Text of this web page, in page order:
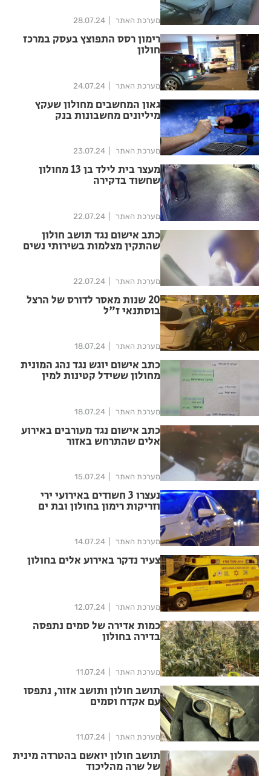
מערכת האתר 28.07.24
רימון רסס התפוצץ בעסק במרכז
חולון
מערכת האתר 24.07.24
גאון המחשבים מחולון שעקץ
מיליונים מחשבונות בנק
מערכת האתר 23.07.24
מעצר בית לילד בן 13 מחולון
שחשוד בדקירה
מערכת האתר 22.07.24
כתב אישום נגד תושב חולון
שהתקין מצלמות בשירותי נשים
מערכת האתר 22.07.24
20 שנות מאסר לדורס של הרצל
בוסתנאי ז"ל
מערכת האתר 18.07.24
כתב אישום יוגש נגד נהג המונית
מחולון ששידל קטינות למין
מערכת האתר 18.07.24
כתב אישום נגד מעורבים באירוע
אלים שהתרחש באזור
מערכת האתר 15.07.24
נעצרו 3 חשודים באירועי ירי
וזריקות רימון בחולון ובת ים
מערכת האתר 14.07.24
צעיר נדקר באירוע אלים בחולון
מערכת האתר 12.07.24
כמות אדירה של סמים נתפסה
בדירה בחולון
מערכת האתר 11.07.24
תושב חולון ותושב אזור, נתפסו
עם אקדח וסמים
מערכת האתר 11.07.24
תושב חולון יואשם בהטרדה מינית
של שרה מהליכוד